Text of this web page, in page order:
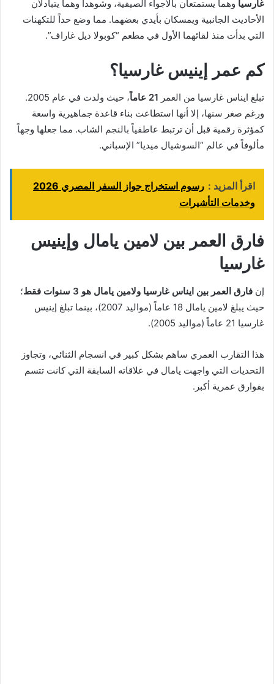
غارسيا وهما يستمتعان بالأجواء الصيفية، وشوهدا وهما يتبادلان
الأحاديث الجانبية ويمسكان بأيدي بعضهما. مما وضع حداً للتكهنات
التي بدأت منذ لقائهما الأول في مطعم “كوبولا ديل غاراف”.
كم عمر إينيس غارسيا؟
تبلغ ايناس غارسيا من العمر 21 عاماً
، حيث ولدت في عام 2005.
ورغم صغر سنها، إلا أنها استطاعت بناء قاعدة جماهيرية واسعة
كمؤثرة رقمية قبل أن ترتبط عاطفياً بالنجم الشاب. مما جعلها وجهاً
مألوفاً في عالم “السوشيال ميديا” الإسباني.
اقرأ المزيد :
رسوم استخراج جواز السفر المصري 2026
وخدمات التأشيرات
فارق العمر بين لامين يامال وإينيس
غارسيا
إن فارق العمر بين ايناس غارسيا ولامين يامال هو 3 سنوات فقط
؛
حيث يبلغ لامين يامال 18 عاماً (مواليد 2007)، بينما تبلغ إينيس
غارسيا 21 عاماً (مواليد 2005).
هذا التقارب العمري ساهم بشكل كبير في انسجام الثنائي، وتجاوز
التحديات التي واجهت يامال في علاقاته السابقة التي كانت تتسم
بفوارق عمرية أكبر.